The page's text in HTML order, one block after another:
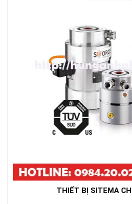
THIẾT BỊ SITEMA